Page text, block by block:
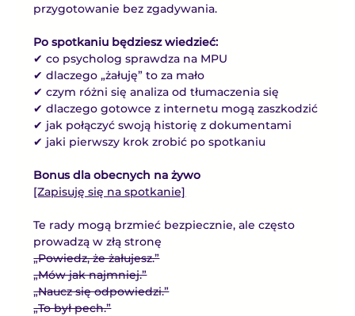
przygotowanie bez zgadywania.
Po spotkaniu będziesz wiedzieć:
✔ co psycholog sprawdza na MPU
✔ dlaczego „żałuję” to za mało
✔ czym różni się analiza od tłumaczenia się
✔ dlaczego gotowce z internetu mogą zaszkodzić
✔ jak połączyć swoją historię z dokumentami
✔ jaki pierwszy krok zrobić po spotkaniu
Bonus dla obecnych na żywo
[Zapisuję się na spotkanie]
Te rady mogą brzmieć bezpiecznie, ale często
prowadzą w złą stronę
„Powiedz, że żałujesz.”
„Mów jak najmniej.”
„Naucz się odpowiedzi.”
„To był pech.”